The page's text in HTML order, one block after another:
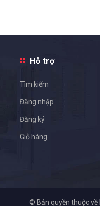
Hỗ trợ
Tìm kiếm
Đăng nhập
Đăng ký
Giỏ hàng
© Bản quyền thuộc về